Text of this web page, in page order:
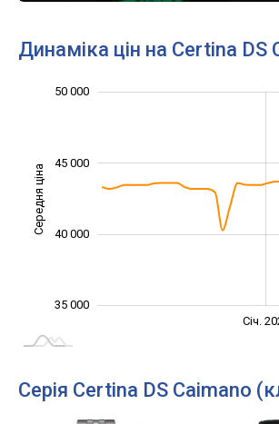
Динаміка цін на Certina
Середня ціна 40 000
50 000
45 000
35 000
Січ.
Серія Certina DS Caimano